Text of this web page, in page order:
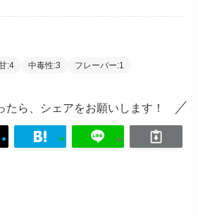
:4 中毒性:3 フレーバー:1
ら、シェアをお願いします！